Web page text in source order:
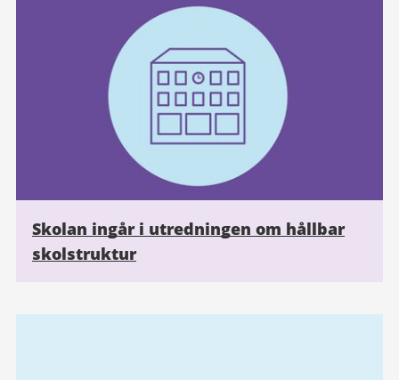
Skolan ingår i utredningen om hållbar
skolstruktur